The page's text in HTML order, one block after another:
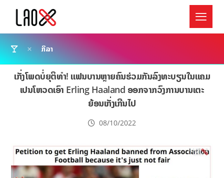
ກິລາ
ເກັ່ງໂພດບໍ່ຍຸຕິທຳ! ແຟນບານຫຼາຍຄົນຮ່ວມກັນລົງທະບຽນໃນແຄມ
ເປນໂຫວດເອົາ Erling Haaland ອອກຈາກວົງການບານເຕະ
ຍ້ອນເກັ່ງເກີນໄປ
08/10/2022